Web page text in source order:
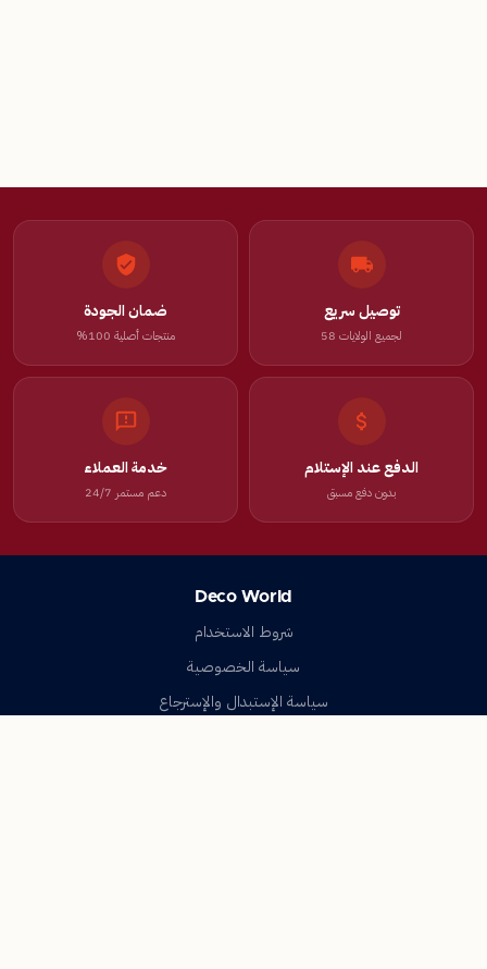
توصيل سريع
لجميع الولايات 58
ضمان الجودة
منتجات أصلية 100%
الدفع عند الإستلام
بدون دفع مسبق
خدمة العملاء
دعم مستمر 24/7
Deco World
شروط الاستخدام
سياسة الخصوصية
سياسة الإستبدال والإسترجاع